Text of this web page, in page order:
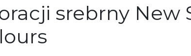
srebrny New